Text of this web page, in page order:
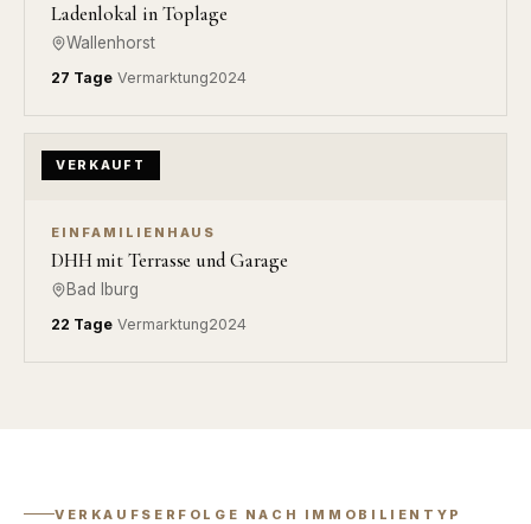
Ladenlokal in Toplage
Wallenhorst
27 Tage Vermarktung2024
VERKAUFT
EINFAMILIENHAUS
DHH mit Terrasse und Garage
Bad Iburg
22 Tage Vermarktung2024
VERKAUFSERFOLGE NACH IMMOBILIENTYP